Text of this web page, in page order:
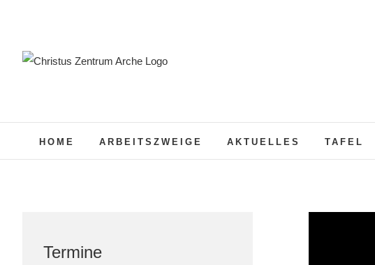
springen
HOME ARBEITSZWEIGE AKTUELLES TAFEL
Termine